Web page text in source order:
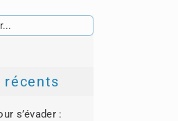
s’évader :